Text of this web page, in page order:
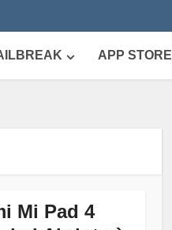
APP STORE
Mi Pad 4